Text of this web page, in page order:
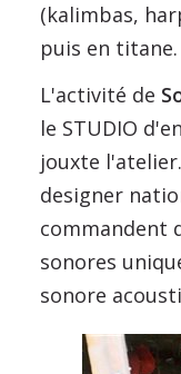
(kalimbas,
puis en titane.
L'activité de
le STUDIO
jouxte
designer
commandent
sonores
sonore